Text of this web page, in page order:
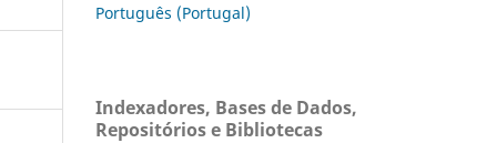
Português (Portugal)
Indexadores, Bases de Dados,
Repositórios e Bibliotecas